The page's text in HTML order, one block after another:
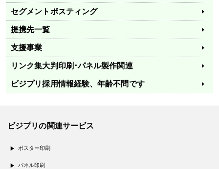
セグメントポスティング
提携先一覧
支援事業
リンク集大判印刷･パネル製作関連
ビジプリ採用情報経験、年齢不問です
ビジプリの関連サービス
ポスター印刷
パネル印刷